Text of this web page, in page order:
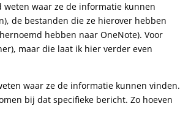
waar ze de informatie kunnen
de bestanden die ze hierover hebben
hebben naar OneNote). Voor
maar die laat ik hier verder even
waar ze de informatie kunnen vinden.
bij dat specifieke bericht. Zo hoeven